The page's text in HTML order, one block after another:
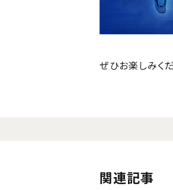
ぜひお楽しみくだ
関連記事